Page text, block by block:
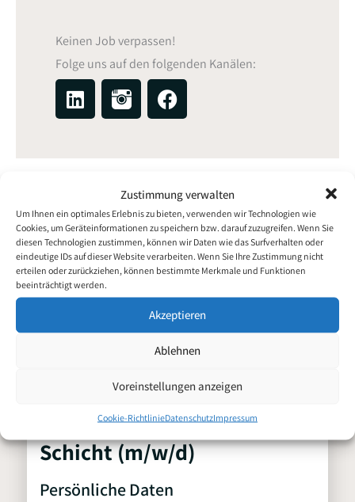
Zustimmung verwalten
Um Ihnen ein optimales Erlebnis zu bieten, verwenden wir Technologien wie
Cookies, um Geräteinformationen zu speichern bzw. darauf zuzugreifen. Wenn Sie
diesen Technologien zustimmen, können wir Daten wie das Surfverhalten oder
eindeutige IDs auf dieser Website verarbeiten. Wenn Sie Ihre Zustimmung nicht
erteilen oder zurückziehen, können bestimmte Merkmale und Funktionen
beeinträchtigt werden.
Akzeptieren
Ablehnen
Voreinstellungen anzeigen
Cookie-RichtlinieDatenschutzImpressum
Keinen Job verpassen!
Folge uns auf den folgenden Kanälen:
L
i
i
n
F
a
o
o
k
Fertigungsmitarbeiter 3er
Schicht (m/w/d)
Persönliche Daten